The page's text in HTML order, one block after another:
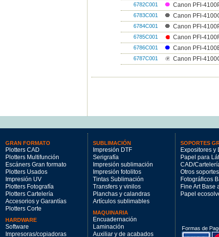
6782C001 Canon PFI-
6783C001 Canon PFI-
6784C001 Canon PFI-
6785C001 Canon PFI-
6786C001 Canon PFI-
6787C001 Canon PFI-
GRAN FORMATO
Plotters CAD
Plotters Multifunción
Escáners Gran formato
Plotters Usados
Impresión UV
Plotters Fotografía
Plotters Cartelería
Accesorios y Garantías
Plotters Corte
HARDWARE
Software
Impresoras/copiadoras
SUBLIMACIÓN
Impresión DTF
Serigrafía
Impresión sublimación
Impresión fotolitos
Tintas Sublimación
Transfers y vinilos
Planchas y calandras
Artículos sublimables
MAQUINARIA
Encuadernación
Laminación
Auxiliar y de acabados
SOPORTES
Expositores y
Papel para
CAD/
Otros soportes
Fotográficos
Fine Art Base
Papel
Formas de